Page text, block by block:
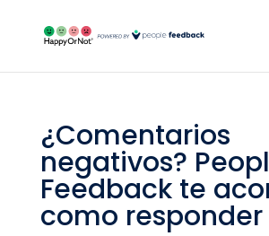
¿Comentarios
negativos?
Feedback te
como